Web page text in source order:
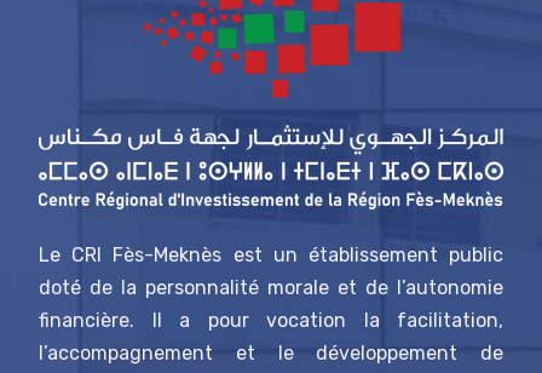
Le CRI Fès-Meknès est un établissement public
doté de la personnalité morale et de l’autonomie
financière. Il a pour vocation la facilitation,
l’accompagnement et le développement de